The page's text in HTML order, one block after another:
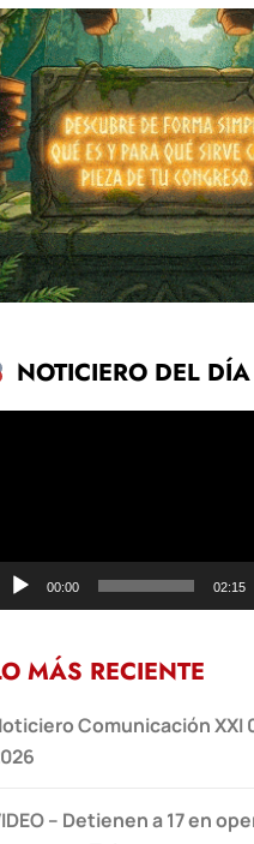
NOTICIERO DEL DÍA
00:00 02:15
MÁS RECIENTE
Comunicación XXI
– Detienen a 17 en